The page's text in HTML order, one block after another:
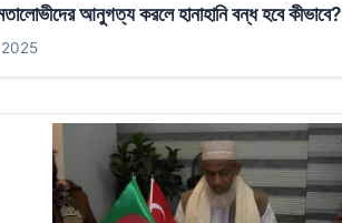
আনুগত্য করলে হানাহানি বন্ধ হবে কীভাবে?